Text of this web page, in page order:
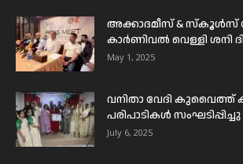
അക്കാദമീസ് & സ്കൂൾസ്
കാർണിവൽ വെള്ളി ശനി
May 1, 2025
വനിതാ വേദി കുവൈത്ത്
പരിപാടികൾ സംഘടിപ്പിച്ചു
July 6, 2025